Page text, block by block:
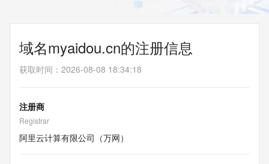
域名myaidou.cn的注册信息
获取时间 ： 2026-08-08 18:34:18
注册商
Registrar
阿里云计算有限公司（万网）